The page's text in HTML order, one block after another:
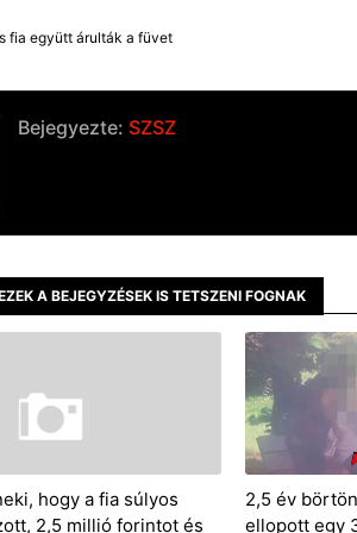
fia együtt árulták a füvet
Bejegyezte: SZSZ
A BEJEGYZÉSEK IS TETSZENI FOGNAK
hogy a fia súlyos
2,5 millió forintot és
2,5 év
ellopott egy